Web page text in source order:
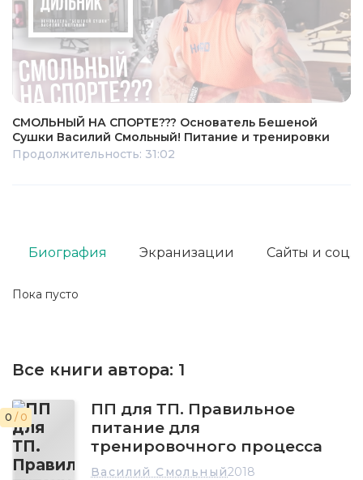
СМОЛЬНЫЙ НА СПОРТЕ??? Основатель Бешеной
Сушки Василий Смольный! Питание и тренировки
Продолжительность: 31:02
Пока пусто
Биография Экранизации Сайты и соц.
Все книги автора: 1
0 / 0
ПП для ТП. Правильное
питание для
тренировочного процесса
Василий Смольный2018